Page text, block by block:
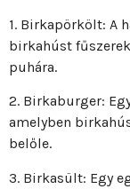
1. Birkapörkölt: A
birkahúst
puhára.
2. Birkaburger:
amelyben
belőle.
3. Birkasült: Egy